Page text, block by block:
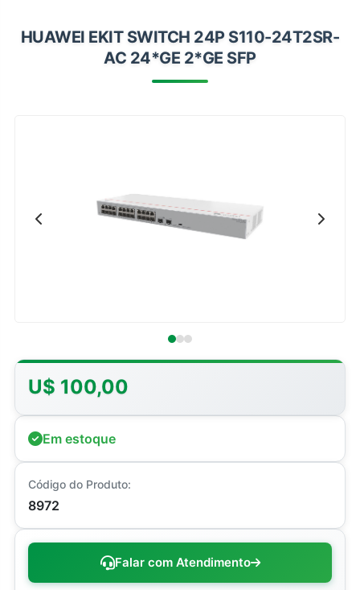
Onu Epon
Onu-Gpon-Gpon
Vga
Voip
HUAWEI EKIT SWITCH 24P S110-24T2SR-
AC 24*GE 2*GE SFP
U$ 100,00
Em estoque
Código do Produto:
8972
Falar com Atendimento